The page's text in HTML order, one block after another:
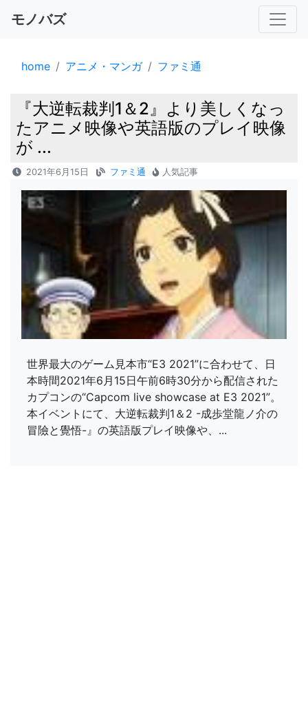
モノバズ
home アニメ・マンガ ファミ通
『大逆転裁判1＆2』より美しくなっ
たアニメ映像や英語版のプレイ映像
が ...
2021年6月15日 ファミ通 人気記事
世界最大のゲーム見本市“E3 2021”に合わせて、日
本時間2021年6月15日午前6時30分から配信された
カプコンの“Capcom live showcase at E3 2021”。
本イベントにて、大逆転裁判1＆2 -成歩堂龍ノ介の
冒險と覺悟-』の英語版プレイ映像や、...